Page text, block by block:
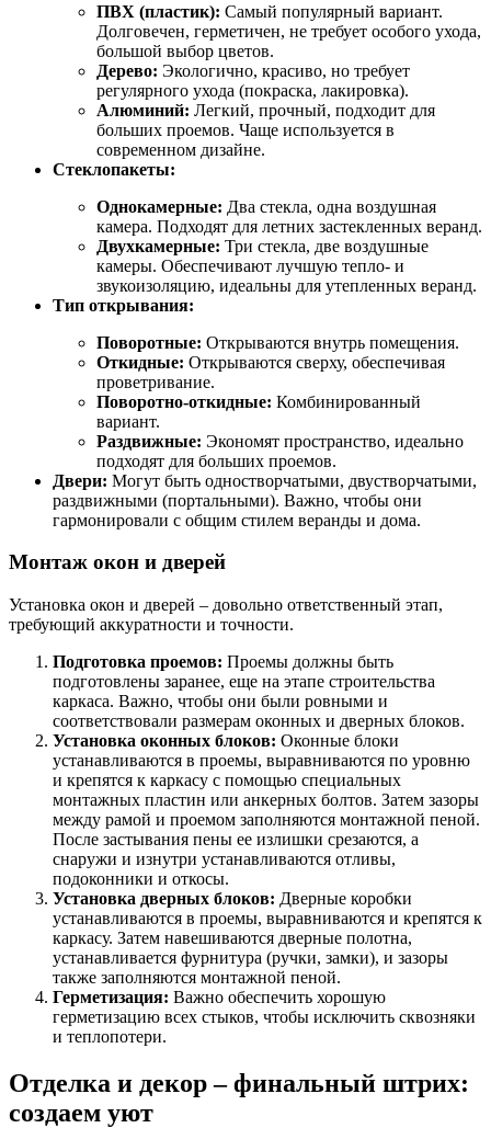
ПВХ (пластик): Самый популярный вариант.
Долговечен, герметичен, не требует особого ухода,
большой выбор цветов.
Дерево: Экологично, красиво, но требует
регулярного ухода (покраска, лакировка).
Алюминий: Легкий, прочный, подходит для
больших проемов. Чаще используется в
современном дизайне.
Стеклопакеты:
Однокамерные: Два стекла, одна воздушная
камера. Подходят для летних застекленных веранд.
Двухкамерные: Три стекла, две воздушные
камеры. Обеспечивают лучшую тепло- и
звукоизоляцию, идеальны для утепленных веранд.
Тип открывания:
Поворотные: Открываются внутрь помещения.
Откидные: Открываются сверху, обеспечивая
проветривание.
Поворотно-откидные: Комбинированный
вариант.
Раздвижные: Экономят пространство, идеально
подходят для больших проемов.
Двери: Могут быть одностворчатыми, двустворчатыми,
раздвижными (портальными). Важно, чтобы они
гармонировали с общим стилем веранды и дома.
Монтаж окон и дверей
Установка окон и дверей – довольно ответственный этап,
требующий аккуратности и точности.
Подготовка проемов: Проемы должны быть
подготовлены заранее, еще на этапе строительства
каркаса. Важно, чтобы они были ровными и
соответствовали размерам оконных и дверных блоков.
Установка оконных блоков: Оконные блоки
устанавливаются в проемы, выравниваются по уровню
и крепятся к каркасу с помощью специальных
монтажных пластин или анкерных болтов. Затем зазоры
между рамой и проемом заполняются монтажной пеной.
После застывания пены ее излишки срезаются, а
снаружи и изнутри устанавливаются отливы,
подоконники и откосы.
Установка дверных блоков: Дверные коробки
устанавливаются в проемы, выравниваются и крепятся к
каркасу. Затем навешиваются дверные полотна,
устанавливается фурнитура (ручки, замки), и зазоры
также заполняются монтажной пеной.
Герметизация: Важно обеспечить хорошую
герметизацию всех стыков, чтобы исключить сквозняки
и теплопотери.
Отделка и декор – финальный штрих:
создаем уют